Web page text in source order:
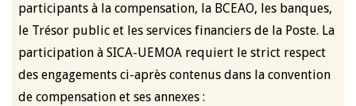
participants à la compensation, la BCEAO, les banques,
le Trésor public et les services financiers de la Poste. La
participation à SICA-UEMOA requiert le strict respect
des engagements ci-après contenus dans la convention
de compensation et ses annexes :